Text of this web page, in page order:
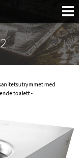
med
toalett -